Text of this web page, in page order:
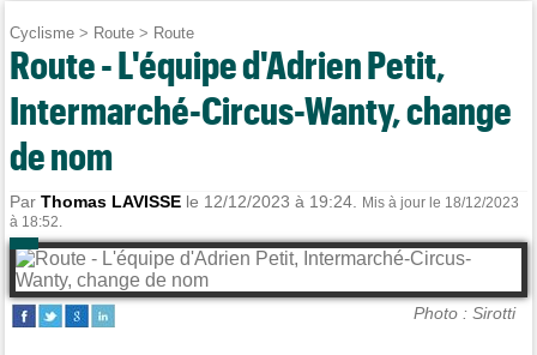
Cyclisme > Route > Route
Route - L'équipe d'Adrien Petit,
Intermarché-Circus-Wanty, change
de nom
ParThomas LAVISSE le 12/12/2023 à 19:24.
Mis à jour le 18/12/2023
à 18:52.
Photo : Sirotti